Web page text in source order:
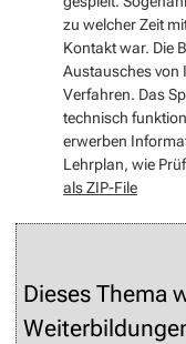
zu welcher Zeit
Kontakt war. Die
Austausches von
Verfahren. Das
technisch
erwerben
Lehrplan, wie
als ZIP-File
Dieses Thema